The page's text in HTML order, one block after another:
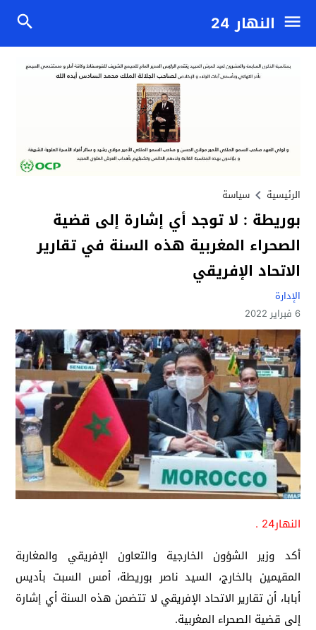
النهار 24
الرئيسية سياسة
بوريطة : لا توجد أي إشارة إلى قضية
الصحراء المغربية هذه السنة في تقارير
الاتحاد الإفريقي
الإدارة
6 فبراير 2022
النهار24 .
أكد وزير الشؤون الخارجية والتعاون الإفريقي والمغاربة
المقيمين بالخارج، السيد ناصر بوريطة، أمس السبت بأديس
أبابا، أن تقارير الاتحاد الإفريقي لا تتضمن هذه السنة أي إشارة
إلى قضية الصحراء المغربية.